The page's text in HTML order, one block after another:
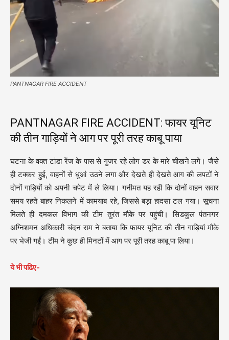
PANTNAGAR FIRE ACCIDENT
PANTNAGAR FIRE ACCIDENT: फायर यूनिट
की तीन गाड़ियों ने आग पर पूरी तरह काबू पाया
घटना के वक्त टांडा रेंज के पास से गुजर रहे लोग डर के मारे चीखने लगे। जैसे
ही टक्कर हुई, वाहनों से धुआं उठने लगा और देखते ही देखते आग की लपटों ने
दोनों गाड़ियों को अपनी चपेट में ले लिया। गनीमत यह रही कि दोनों वाहन सवार
समय रहते बाहर निकलने में कामयाब रहे, जिससे बड़ा हादसा टल गया। सूचना
मिलते ही दमकल विभाग की टीम तुरंत मौके पर पहुंची। सिडकुल पंतनगर
अग्निशमन अधिकारी चंदन राम ने बताया कि फायर यूनिट की तीन गाड़ियां मौके
पर भेजी गईं। टीम ने कुछ ही मिनटों में आग पर पूरी तरह काबू पा लिया।
ये भी पढिए-